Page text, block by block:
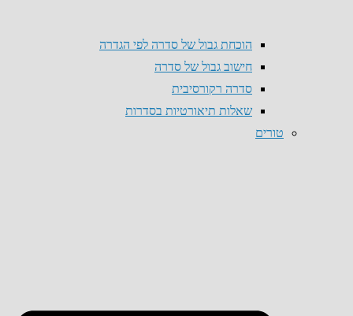
הוכחת גבול של סדרה לפי הגדרה
חישוב גבול של סדרה
סדרה רקורסיבית
שאלות תיאורטיות בסדרות
טורים